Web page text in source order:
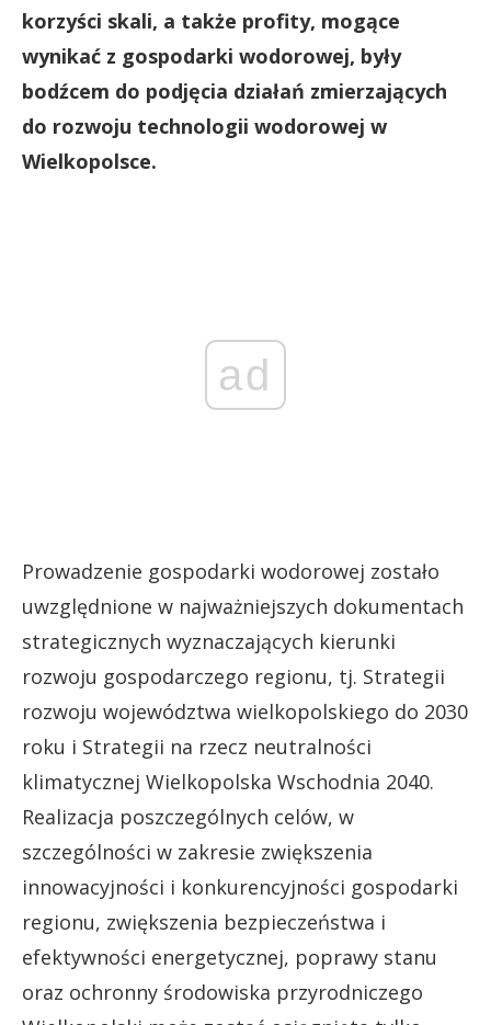
korzyści skali, a także profity, mogące
wynikać z gospodarki wodorowej, były
bodźcem do podjęcia działań zmierzających
do rozwoju technologii wodorowej w
Wielkopolsce.
ad
Prowadzenie gospodarki wodorowej zostało
uwzględnione w najważniejszych dokumentach
strategicznych wyznaczających kierunki
rozwoju gospodarczego regionu, tj. Strategii
rozwoju województwa wielkopolskiego do 2030
roku i Strategii na rzecz neutralności
klimatycznej Wielkopolska Wschodnia 2040.
Realizacja poszczególnych celów, w
szczególności w zakresie zwiększenia
innowacyjności i konkurencyjności gospodarki
regionu, zwiększenia bezpieczeństwa i
efektywności energetycznej, poprawy stanu
oraz ochronny środowiska przyrodniczego